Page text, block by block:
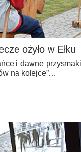
ożyło w Ełku
i dawne przysmaki
na kolejce”…